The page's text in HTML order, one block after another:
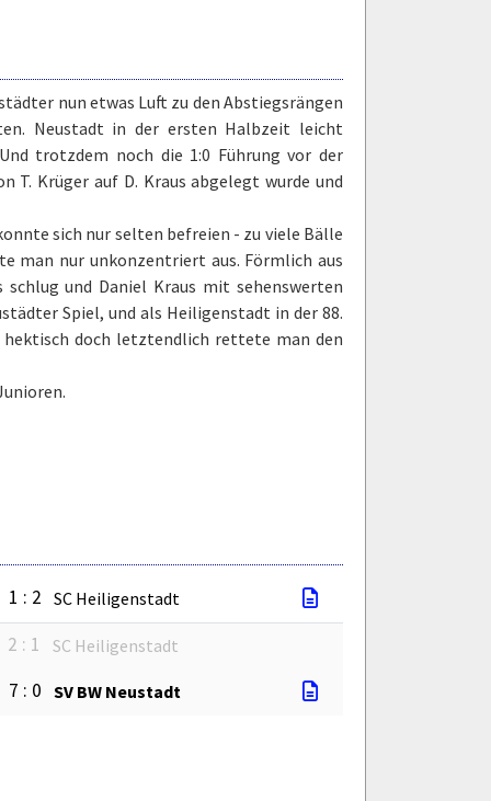
nun etwas Luft zu den Abstiegsrängen
Neustadt in der ersten Halbzeit leicht
trotzdem noch die 1:0 Führung vor der
T. Krüger auf D. Kraus abgelegt wurde und
sich nur selten befreien - zu viele Bälle
man nur unkonzentriert aus. Förmlich aus
und Daniel Kraus mit sehenswerten
Spiel, und als Heiligenstadt in der 88.
doch letztendlich rettete man den
1 : 2 SC Heiligenstadt
2 : 1 SC Heiligenstadt
7 : 0 SV BW Neustadt